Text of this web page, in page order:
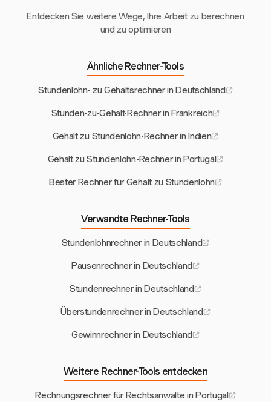
Entdecken Sie weitere Wege, Ihre Arbeit zu berechnen
und zu optimieren
Ähnliche Rechner-Tools
Stundenlohn- zu Gehaltsrechner in Deutschland
Stunden-zu-Gehalt-Rechner in Frankreich
Gehalt zu Stundenlohn-Rechner in Indien
Gehalt zu Stundenlohn-Rechner in Portugal
Bester Rechner für Gehalt zu Stundenlohn
Verwandte Rechner-Tools
Stundenlohnrechner in Deutschland
Pausenrechner in Deutschland
Stundenrechner in Deutschland
Überstundenrechner in Deutschland
Gewinnrechner in Deutschland
Weitere Rechner-Tools entdecken
Rechnungsrechner für Rechtsanwälte in Portugal